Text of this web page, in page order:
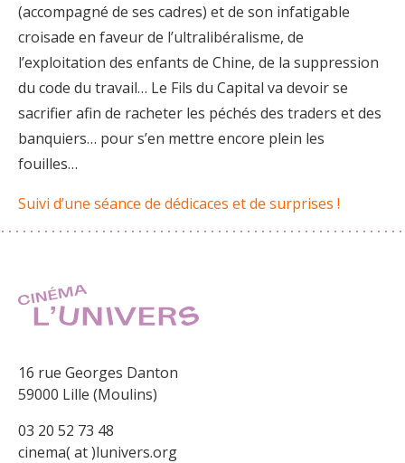
(accompagné de ses cadres) et de son infatigable
croisade en faveur de l’ultralibéralisme, de
l’exploitation des enfants de Chine, de la suppression
du code du travail… Le Fils du Capital va devoir se
sacrifier afin de racheter les péchés des traders et des
banquiers… pour s’en mettre encore plein les
fouilles…
Suivi d’une séance de dédicaces et de surprises !
16 rue Georges Danton
59000 Lille (Moulins)
03 20 52 73 48
cinema( at )lunivers.org